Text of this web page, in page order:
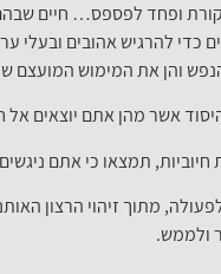
ופחד לפספס… חיים
להרגיש אהובים ובעלי
והן את המימוש המועצם
אשר מהן אתם יוצאים אל
תמצאו כי אתם
מתוך זיהוי הרצון
ולממש.